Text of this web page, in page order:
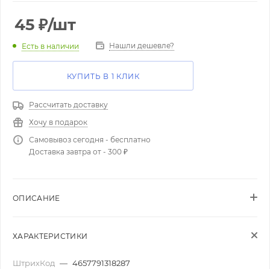
45 ₽/шт
Есть в наличии Нашли дешевле?
КУПИТЬ В 1 КЛИК
Рассчитать доставку
Хочу в подарок
Самовывоз сегодня - бесплатно
Доставка завтра от - 300 ₽
ОПИСАНИЕ
ХАРАКТЕРИСТИКИ
ШтрихКод — 4657791318287